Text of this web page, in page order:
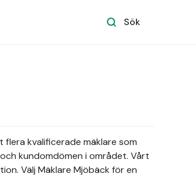
Sök
kvalificerade mäklare som
kundomdömen i området. Vårt
Välj Mäklare Mjöbäck för en